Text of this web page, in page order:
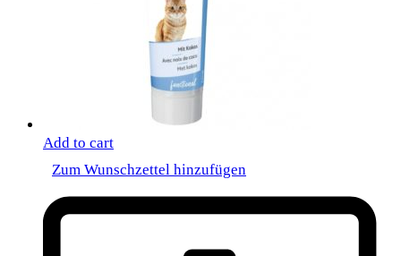
Add to cart
Zum Wunschzettel hinzufügen